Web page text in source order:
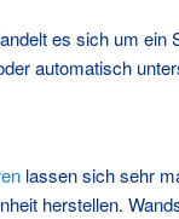
es sich um ein
automatisch
lassen sich sehr
herstellen.